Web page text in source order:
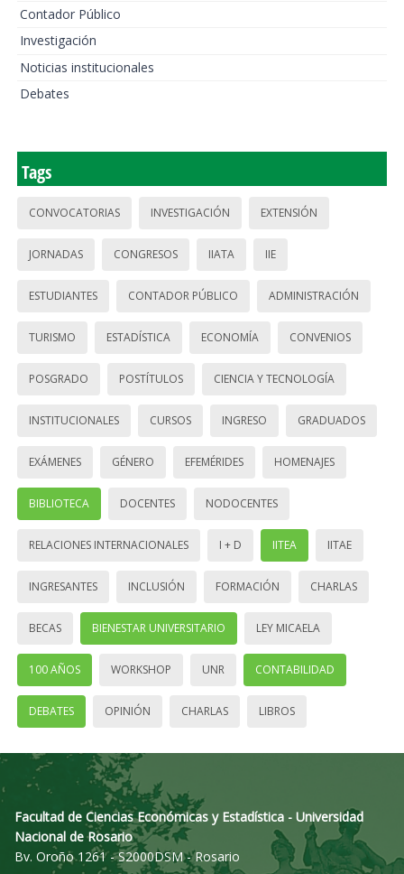
Contador Público
Investigación
Noticias institucionales
Debates
Tags
CONVOCATORIAS INVESTIGACIÓN EXTENSIÓN
JORNADAS CONGRESOS IIATA IIE
ESTUDIANTES CONTADOR PÚBLICO ADMINISTRACIÓN
TURISMO ESTADÍSTICA ECONOMÍA CONVENIOS
POSGRADO POSTÍTULOS CIENCIA Y TECNOLOGÍA
INSTITUCIONALES CURSOS INGRESO GRADUADOS
EXÁMENES GÉNERO EFEMÉRIDES HOMENAJES
BIBLIOTECA DOCENTES NODOCENTES
RELACIONES INTERNACIONALES I + D IITEA IITAE
INGRESANTES INCLUSIÓN FORMACIÓN CHARLAS
BECAS BIENESTAR UNIVERSITARIO LEY MICAELA
100 AÑOS WORKSHOP UNR CONTABILIDAD
DEBATES OPINIÓN CHARLAS LIBROS
Facultad de Ciencias Económicas y Estadística - Universidad
Nacional de Rosario
Bv. Oroño 1261 - S2000DSM - Rosario